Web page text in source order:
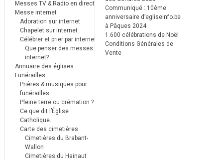
Messes TV & Radio en direct
Messe internet
Adoration sur internet
Chapelet sur internet
Célébrer et prier par internet
Que penser des messes
internet?
Annuaire des églises
Funérailles
Prières & musiques pour
funérailles
Pleine terre ou crémation ?
Ce que dit l’Église
Catholique.
Carte des cimetières
Cimetières du Brabant-
Wallon
Cimetières du Hainaut
Communiqué : 10ème
anniversaire d’egliseinfo.be
à Pâques 2024
1.600 célébrations de Noël
Conditions Générales de
Vente